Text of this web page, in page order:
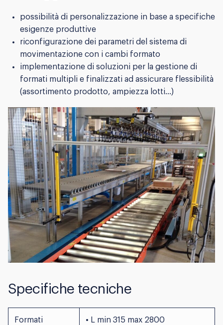
possibilità di personalizzazione in base a specifiche
esigenze produttive
riconfigurazione dei parametri del sistema di
movimentazione con i cambi formato
implementazione di soluzioni per la gestione di
formati multipli e finalizzati ad assicurare flessibilità
(assortimento prodotto, ampiezza lotti…)
Specifiche tecniche
Formati
• L min 315 max 2800